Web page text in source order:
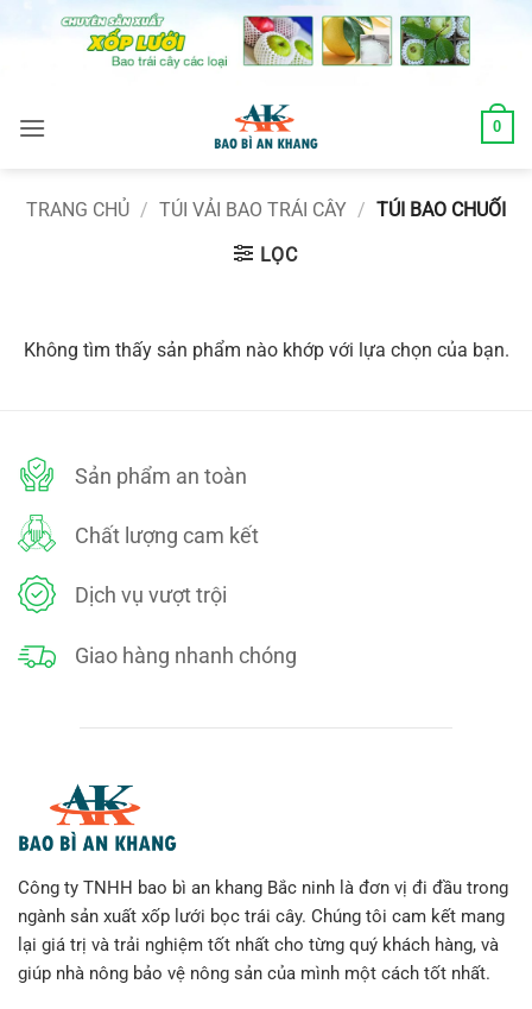
0
TRANG CHỦ / TÚI VẢI BAO TRÁI CÂY / TÚI BAO CHUỐI
LỌC
Không tìm thấy sản phẩm nào khớp với lựa chọn của bạn.
Sản phẩm an toàn
Chất lượng cam kết
Dịch vụ vượt trội
Giao hàng nhanh chóng
Công ty TNHH bao bì an khang Bắc ninh là đơn vị đi đầu trong
ngành sản xuất xốp lưới bọc trái cây. Chúng tôi cam kết mang
lại giá trị và trải nghiệm tốt nhất cho từng quý khách hàng, và
giúp nhà nông bảo vệ nông sản của mình một cách tốt nhất.